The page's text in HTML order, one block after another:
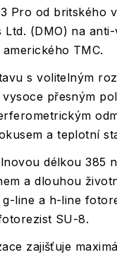
Pro od britského
Ltd. (DMO) na
TMC.
s volitelným
přesným
a teplotní
délkou 385
a dlouhou
g-line a h-line
SU-8.
zajišťuje